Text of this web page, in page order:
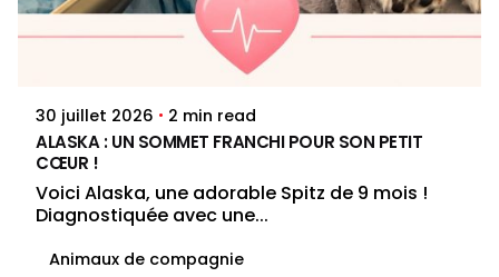
Posted by
30 juillet 2026 2 min read
ALASKA : UN SOMMET FRANCHI POUR SON PETIT
CŒUR !
Voici Alaska, une adorable Spitz de 9 mois !
Diagnostiquée avec une...
Animaux de compagnie